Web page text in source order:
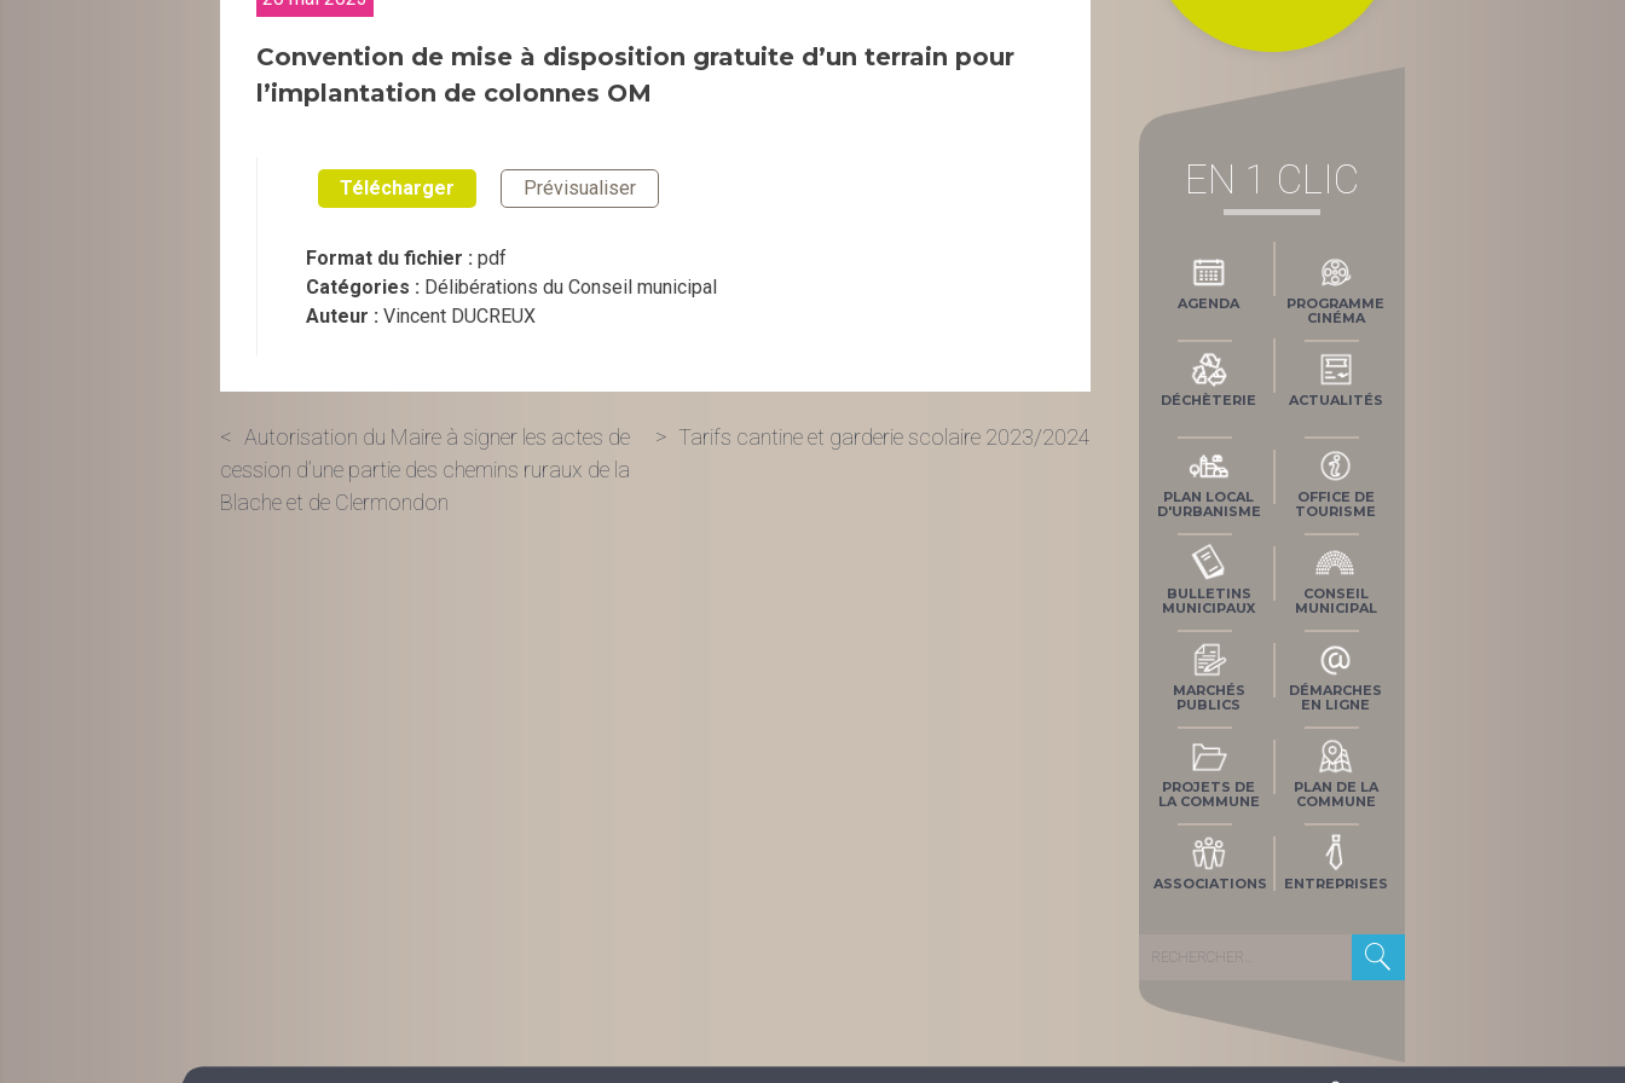
Convention de mise à disposition gratuite d’un terrain pour
l’implantation de colonnes OM
Télécharger Prévisualiser
Format du fichier : pdf
Catégories : Délibérations du Conseil municipal
Auteur : Vincent DUCREUX
Navigation
de
Autorisation du Maire à signer les actes de
cession d’une partie des chemins ruraux de la
Blache et de Clermondon
Tarifs cantine et garderie scolaire 2023/2024
EN 1 CLIC
AGENDA
PROGRAMME
CINÉMA
DÉCHÈTERIE ACTUALITÉS
PLAN LOCAL
D'URBANISME
OFFICE DE
TOURISME
BULLETINS
MUNICIPAUX
CONSEIL
MUNICIPAL
MARCHÉS
PUBLICS
DÉMARCHES
EN LIGNE
PROJETS DE
LA COMMUNE
PLAN DE LA
COMMUNE
ASSOCIATIONS ENTREPRISES
Rechercher :